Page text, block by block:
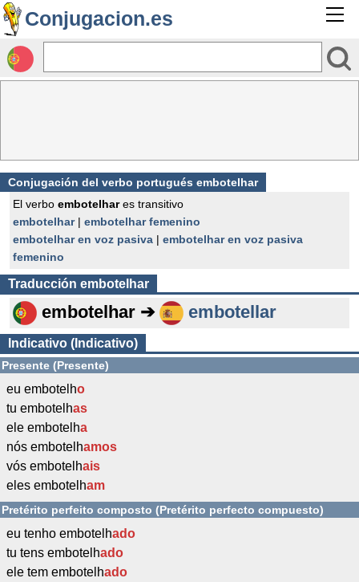
Conjugacion.es
Conjugación del verbo portugués embotelhar
El verbo embotelhares transitivo
embotelhar| embotelhar femenino
embotelhar en voz pasiva | embotelhar en voz pasiva
femenino
Traducción embotelhar
embotelhar ➔ embotellar
Indicativo (Indicativo)
Presente (Presente)
eu embotelho
tu embotelhas
ele embotelha
nós embotelhamos
vós embotelhais
eles embotelham
Pretérito perfeito composto (Pretérito perfecto compuesto)
eu tenho embotelhado
tu tens embotelhado
ele tem embotelhado